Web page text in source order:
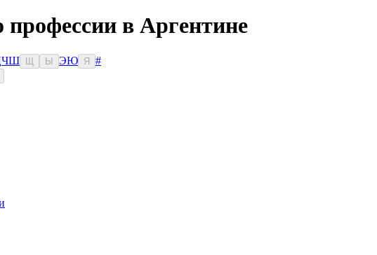
профессии в Аргентине
ЧШ Ы ЭЮ Я
#